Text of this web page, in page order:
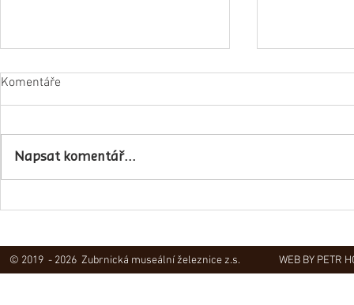
Komentáře
Napsat komentář...
© 2019 - 2026 Zubrnická museální železnice z.s. WEB BY